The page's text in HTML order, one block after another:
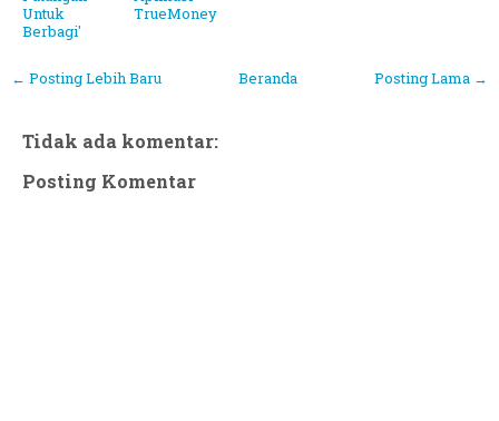
Untuk
Berbagi'
TrueMoney
← Posting Lebih Baru Posting Lama →
Beranda
Tidak ada komentar:
Posting Komentar